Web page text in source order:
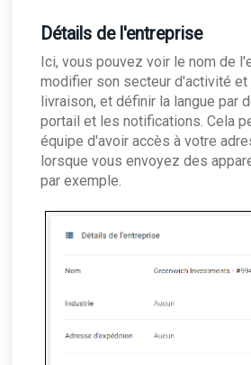
Détails de l'entreprise
Ici, vous pouvez voir le nom de
modifier son secteur d'activité
livraison, et définir la langue par
portail et les notifications. Cela
équipe d'avoir accès à votre
lorsque vous envoyez des
par exemple.